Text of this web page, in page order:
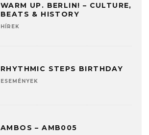
WARM UP. BERLIN! – CULTURE,
BEATS & HISTORY
HÍREK
RHYTHMIC STEPS BIRTHDAY
ESEMÉNYEK
AMBOS – AMB005